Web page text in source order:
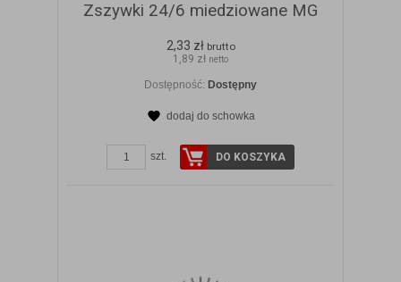
Zszywki 24/6 miedziowane MG
2,33 zł brutto
1,89 zł netto
Dostępność: Dostępny
dodaj do schowka
szt. DO KOSZYKA